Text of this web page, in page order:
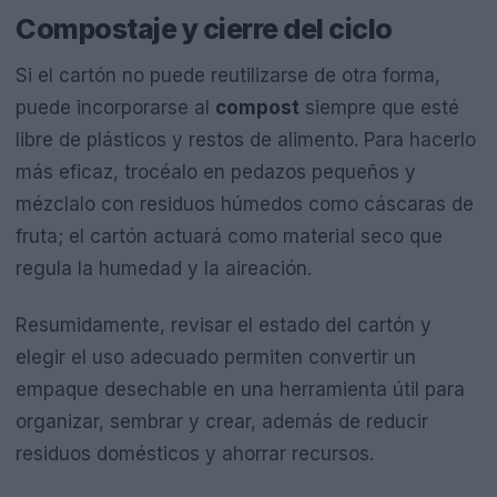
Compostaje y cierre del ciclo
Si el cartón no puede reutilizarse de otra forma,
puede incorporarse al compost siempre que esté
libre de plásticos y restos de alimento. Para hacerlo
más eficaz, trocéalo en pedazos pequeños y
mézclalo con residuos húmedos como cáscaras de
fruta; el cartón actuará como material seco que
regula la humedad y la aireación.
Resumidamente, revisar el estado del cartón y
elegir el uso adecuado permiten convertir un
empaque desechable en una herramienta útil para
organizar, sembrar y crear, además de reducir
residuos domésticos y ahorrar recursos.